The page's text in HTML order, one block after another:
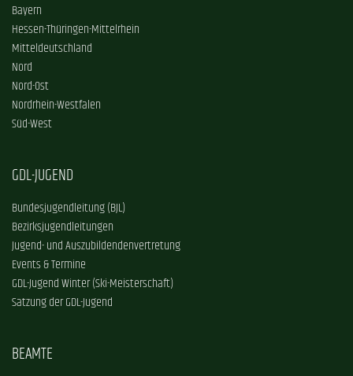
Bayern
Hessen-Thüringen-Mittelrhein
Mitteldeutschland
Nord
Nord-Ost
Nordrhein-Westfalen
Süd-West
GDL-JUGEND
Bundesjugendleitung (BJL)
Bezirksjugendleitungen
Jugend- und Auszubildendenvertretung
Events & Termine
GDL-Jugend Winter (Ski-Meisterschaft)
Satzung der GDL-Jugend
BEAMTE